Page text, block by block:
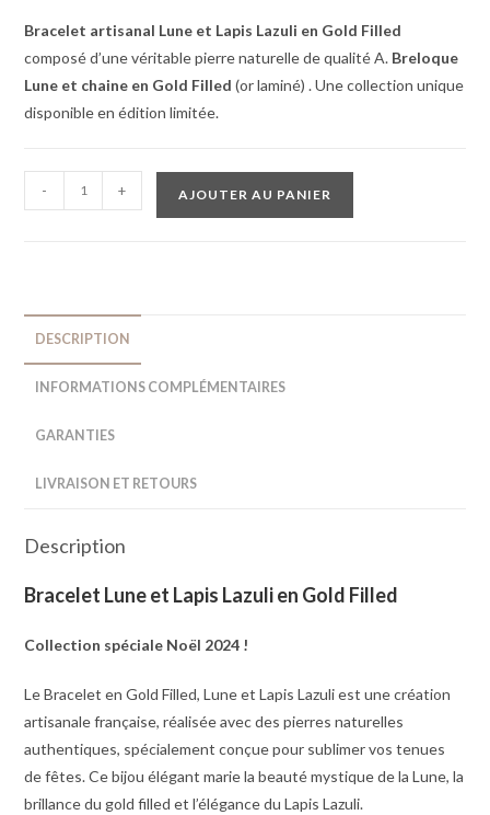
Bracelet artisanal Lune et Lapis Lazuli en Gold Filled
composé d’une véritable pierre naturelle de qualité A. Breloque
Lune et chaine en Gold Filled (or laminé) . Une collection unique
disponible en édition limitée.
- + AJOUTER AU PANIER
DESCRIPTION
INFORMATIONS COMPLÉMENTAIRES
GARANTIES
LIVRAISON ET RETOURS
Description
Bracelet Lune et Lapis Lazuli en Gold Filled
Collection spéciale Noël 2024 !
Le Bracelet en Gold Filled, Lune et Lapis Lazuli est une création
artisanale française, réalisée avec des pierres naturelles
authentiques, spécialement conçue pour sublimer vos tenues
de fêtes. Ce bijou élégant marie la beauté mystique de la Lune, la
brillance du gold filled et l’élégance du Lapis Lazuli.